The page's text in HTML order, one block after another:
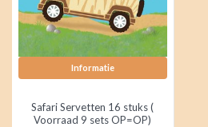
Informatie
Safari Servetten 16 stuks (
Voorraad 9 sets OP=OP)